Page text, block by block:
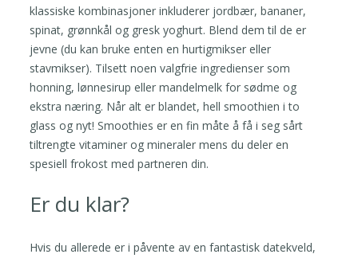
klassiske kombinasjoner inkluderer jordbær, bananer,
spinat, grønnkål og gresk yoghurt. Blend dem til de er
jevne (du kan bruke enten en hurtigmikser eller
stavmikser). Tilsett noen valgfrie ingredienser som
honning, lønnesirup eller mandelmelk for sødme og
ekstra næring. Når alt er blandet, hell smoothien i to
glass og nyt! Smoothies er en fin måte å få i seg sårt
tiltrengte vitaminer og mineraler mens du deler en
spesiell frokost med partneren din.
Er du klar?
Hvis du allerede er i påvente av en fantastisk datekveld,